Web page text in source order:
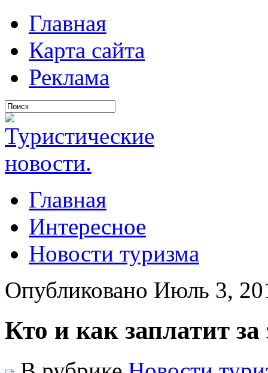
Главная
Карта сайта
Реклама
Главная
Интересное
Новости туризма
Опубликовано Июль 3,
Кто и как заплатит